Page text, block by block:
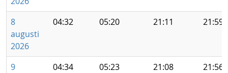
8
augusti
2026
04:32 05:20 21:11 21:59
9
04:34 05:23 21:08 21:56